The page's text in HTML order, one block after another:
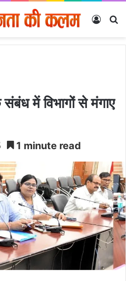
Log In
में विभागों से मंगाए
1 minute read